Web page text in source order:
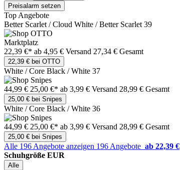
Preisalarm setzen
Top Angebote
Better Scarlet / Cloud White / Better Scarlet 39
Marktplatz
22,39 €* ab 4,95 € Versand 27,34 € Gesamt
22,39 € bei OTTO
White / Core Black / White 37
44,99 € 25,00 €* ab 3,99 € Versand 28,99 € Gesamt
25,00 € bei Snipes
White / Core Black / White 36
44,99 € 25,00 €* ab 3,99 € Versand 28,99 € Gesamt
25,00 € bei Snipes
Alle 196 Angebote anzeigen 196 Angebote ab 22,39 €
Schuhgröße EUR
Alle